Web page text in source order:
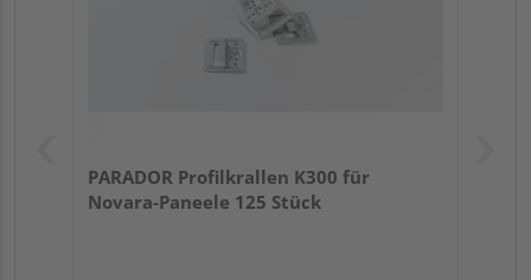
PARADOR Profilkrallen K300 für
Novara-Paneele 125 Stück